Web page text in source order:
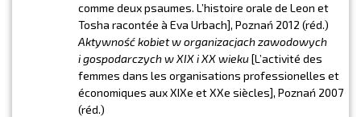
comme deux psaumes. L’histoire orale de Leon et
Tosha racontée à Eva Urbach], Poznań 2012 (réd.)
Aktywność kobiet w organizacjach zawodowych
i gospodarczych w XIX i XX wieku[L’activité des
femmes dans les organisations professionelles et
économiques aux XIXe et XXe siècles], Poznań 2007
(réd.)